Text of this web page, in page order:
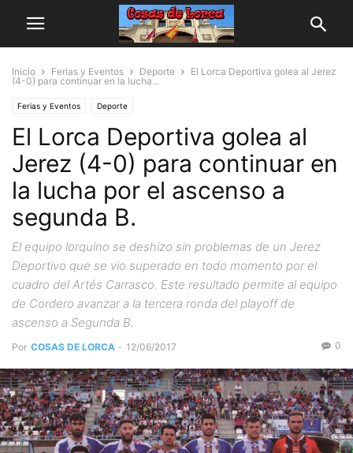
Inicio Ferias y Eventos Deporte
El Lorca Deportiva golea al Jerez
(4-0) para continuar en la lucha...
Ferias y Eventos Deporte
El Lorca Deportiva golea al
Jerez (4-0) para continuar en
la lucha por el ascenso a
segunda B.
El equipo lorquino se deshizo sin problemas de un Jerez
Deportivo que se vio superado en todo momento por el
cuadro del Artés Carrasco. Este resultado permite al equipo
de Cordero avanzar a la tercera ronda del playoff de
ascenso a Segunda B.
Por COSAS DE LORCA - 12/06/2017 0